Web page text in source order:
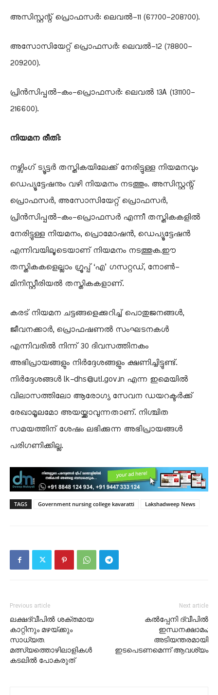
​അസിസ്റ്റന്റ് പ്രൊഫസർ: ലെവൽ-11 (67700-208700).
​അസോസിയേറ്റ് പ്രൊഫസർ: ലെവൽ-12 (78800-
209200).
​പ്രിൻസിപ്പൽ-കം-പ്രൊഫസർ: ലെവൽ 13A (131100-
216600).
നിയമന രീതി:
​നഴ്സിംഗ് ട്യൂട്ടർ തസ്തികയിലേക്ക് നേരിട്ടുള്ള നിയമനവും
ഡെപ്യൂട്ടേഷനും വഴി നിയമനം നടത്തും.​ അസിസ്റ്റന്റ്
പ്രൊഫസർ, അസോസിയേറ്റ് പ്രൊഫസർ,
പ്രിൻസിപ്പൽ-കം-പ്രൊഫസർ എന്നീ തസ്തികകളിൽ
നേരിട്ടുള്ള നിയമനം, പ്രൊമോഷൻ, ഡെപ്യൂട്ടേഷൻ
എന്നിവയിലൂടെയാണ് നിയമനം നടത്തുക.​ഈ
തസ്തികകളെല്ലാം ഗ്രൂപ്പ് ‘എ’ ഗസറ്റഡ്, നോൺ-
മിനിസ്റ്റീരിയൽ തസ്തികകളാണ്.
​കരട് നിയമന ചട്ടങ്ങളെക്കുറിച്ച് പൊതുജനങ്ങൾ,
ജീവനക്കാർ, പ്രൊഫഷണൽ സംഘടനകൾ
എന്നിവരിൽ നിന്ന് 30 ദിവസത്തിനകം
അഭിപ്രായങ്ങളും നിർദ്ദേശങ്ങളും ക്ഷണിച്ചിട്ടുണ്ട്.
നിർദ്ദേശങ്ങൾ lk-dhs@utl.gov.in എന്ന ഇമെയിൽ
വിലാസത്തിലോ ആരോഗ്യ സേവന ഡയറക്ടർക്ക്
രേഖാമൂലമോ അയയ്ക്കാവുന്നതാണ്. നിശ്ചിത
സമയത്തിന് ശേഷം ലഭിക്കുന്ന അഭിപ്രായങ്ങൾ
പരിഗണിക്കില്ല.
TAGS Government nursing college kavaratti Lakshadweep News
Previous article
ലക്ഷദ്വീപിൽ ശക്തമായ
കാറ്റിനും മഴയ്ക്കും
സാധ്യത.
മത്സ്യത്തൊഴിലാളികൾ
കടലിൽ പോകരുത്
Next article
കൽപ്പേനി ദ്വീപിൽ
ഇന്ധനക്ഷാമം;
അടിയന്തരമായി
ഇടപെടണമെന്ന് ആവശ്യം